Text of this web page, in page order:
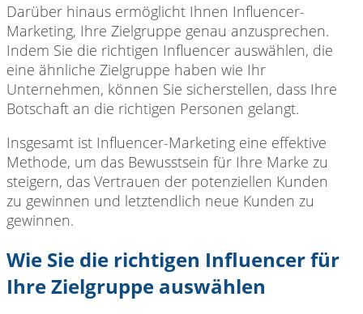
Darüber hinaus ermöglicht Ihnen Influencer-
Marketing, Ihre Zielgruppe genau anzusprechen.
Indem Sie die richtigen Influencer auswählen, die
eine ähnliche Zielgruppe haben wie Ihr
Unternehmen, können Sie sicherstellen, dass Ihre
Botschaft an die richtigen Personen gelangt.
Insgesamt ist Influencer-Marketing eine effektive
Methode, um das Bewusstsein für Ihre Marke zu
steigern, das Vertrauen der potenziellen Kunden
zu gewinnen und letztendlich neue Kunden zu
gewinnen.
Wie Sie die richtigen Influencer für
Ihre Zielgruppe auswählen